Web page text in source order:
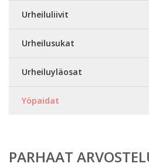
Urheiluliivit
Urheilusukat
Urheiluyläosat
Yöpaidat
PARHAAT